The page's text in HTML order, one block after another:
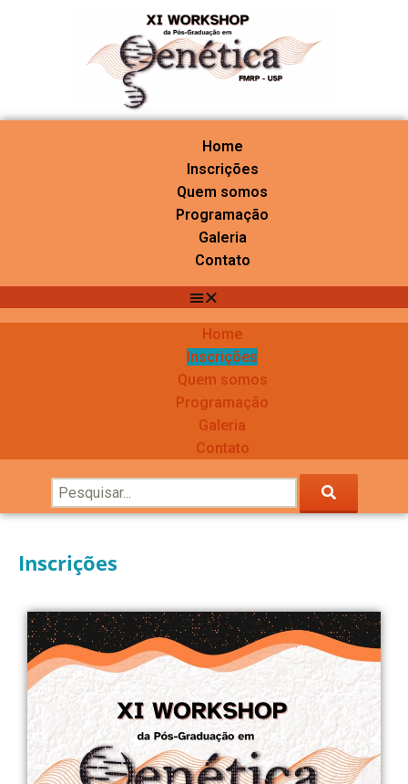
Home
Inscrições
Quem somos
Programação
Galeria
Contato
Home
Inscrições
Quem somos
Programação
Galeria
Contato
Inscrições